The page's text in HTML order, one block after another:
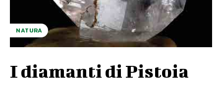
NATURA
I diamanti di Pistoia